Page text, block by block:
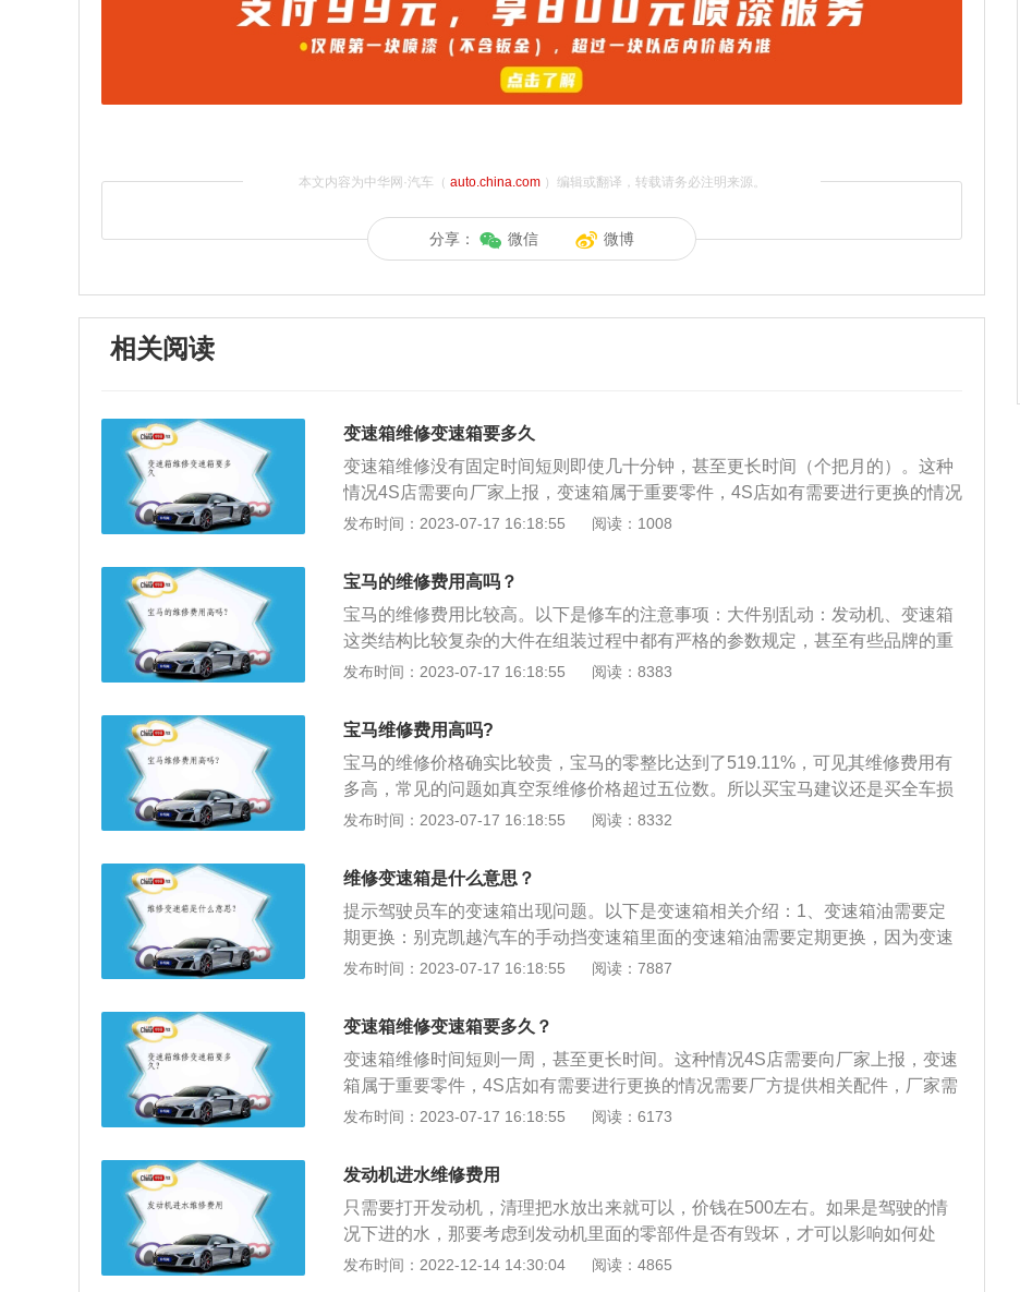
本文内容为中华网·汽车（ auto.china.com）编辑或翻译，转载请务必注明来源。
分享： 微信 微博
相关阅读
变速箱维修变速箱要多久
变速箱维修没有固定时间短则即使几十分钟，甚至更长时间（个把月的）。这种
情况4S店需要向厂家上报，变速箱属于重要零件，4S店如有需要进行更换的情况
需要厂方提供相关配件，厂家需要一个甄别的过程，一般来说时间不固定。扩展
要由齿轮和轴组成，通过不同的齿轮组合产生变速变矩；而自动变速箱AT是由液
力变扭器、行星齿轮、液压变距系统和液压操纵系统组成。通过液力传递和齿轮
组合的方式来达到变速变矩。
发布时间：2023-07-17 16:18:55 阅读：1008
宝马的维修费用高吗？
宝马的维修费用比较高。以下是修车的注意事项：大件别乱动：发动机、变速箱
这类结构比较复杂的大件在组装过程中都有严格的参数规定，甚至有些品牌的重
要部件要在绝对无尘的冷环境下组装。只要车主按照厂商规定对汽车进行保养，
件要可靠：修车时一定要选择有品质保障的配件，很多修理厂甚至4S店都会把拆
车件清洗一番，然后以次充好，甚至直接使用不合格的零部件，这就给车子留下
了隐患。所以修车时在车间还可以注意零部件的更换问题，保证修车师傅能够把
车真正修好。
发布时间：2023-07-17 16:18:55 阅读：8383
宝马维修费用高吗?
宝马的维修价格确实比较贵，宝马的零整比达到了519.11%，可见其维修费用有
多高，常见的问题如真空泵维修价格超过五位数。所以买宝马建议还是买全车损
险，以免出现自费修车的情况。以下是相关介绍：宝马故障率高：首先必须承
系的通病，正所谓无漏油不宝马，根据数据显示，宝马5系的气门室盖更换率高
达74%，VVT电机的更换率超过40%，点火线圈的更换率接近40%。这些都是宝
马5系非常容易损坏的部件。所以宝马的故障率确实比较高。量力而行：所以买
车的时候，最关键的就是量力而行。买车最好不要超过自己1.5倍的一年纯收入，
否则就真的有点冲动。
发布时间：2023-07-17 16:18:55 阅读：8332
维修变速箱是什么意思？
提示驾驶员车的变速箱出现问题。以下是变速箱相关介绍：1、变速箱油需要定
期更换：别克凯越汽车的手动挡变速箱里面的变速箱油需要定期更换，因为变速
箱靠变速箱油来散热、润滑和液力传递，别克凯越汽车的手动挡变速箱油使用时
出现一系列的故障问题。2、变速箱油质量：如果出现变速箱油质量达不到变速
箱需要条件的时候，会导致汽车变速箱随着运行不断的加热。直到高温影响汽车
的橡胶材质不断老化，发生很大程度的损耗等等，会影响汽车的正常行驶。
发布时间：2023-07-17 16:18:55 阅读：7887
变速箱维修变速箱要多久？
变速箱维修时间短则一周，甚至更长时间。这种情况4S店需要向厂家上报，变速
箱属于重要零件，4S店如有需要进行更换的情况需要厂方提供相关配件，厂家需
要一个甄别的过程，一般来说时间不固定。扩展信息：变速箱主要指的是汽车的
齿轮组合产生变速变矩；而自动变速箱AT是由液力变扭器、行星齿轮、液压变距
系统和液压操纵系统组成。通过液力传递和齿轮组合的方式来达到变速变矩。
发布时间：2023-07-17 16:18:55 阅读：6173
发动机进水维修费用
只需要打开发动机，清理把水放出来就可以，价钱在500左右。如果是驾驶的情
况下进的水，那要考虑到发动机里面的零部件是否有毁坏，才可以影响如何处
理，零部件假如没坏，清理就可以了，假如零部件毁坏，要拆换相应的零部件，
发布时间：2022-12-14 14:30:04 阅读：4865